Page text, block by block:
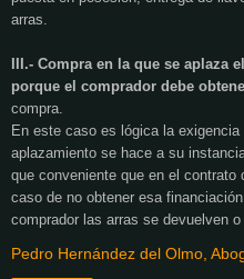
arras.
III.- Compra en la que se aplaza
porque el comprador debe
compra.
En este caso es lógica la
aplazamiento se hace a su
que conveniente que en el contrato
caso de no obtener esa
comprador las arras se devuelven o
Pedro Hernández del Olmo,